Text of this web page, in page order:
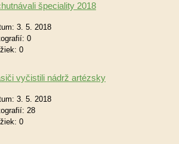
špeciality 2018
3. 5. 2018
0
0
vyčistili nádrž artézsky
3. 5. 2018
28
0